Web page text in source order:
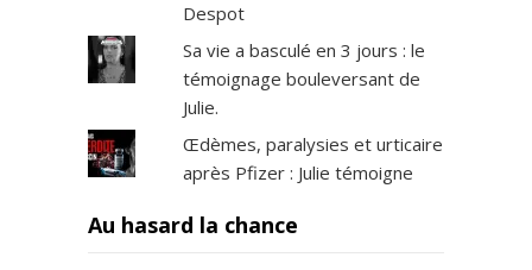
Despot
Sa vie a basculé en 3 jours : le
témoignage bouleversant de
Julie.
Œdèmes, paralysies et urticaire
après Pfizer : Julie témoigne
Au hasard la chance